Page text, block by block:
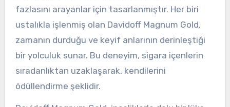
fazlasını arayanlar için tasarlanmıştır. Her biri
ustalıkla işlenmiş olan Davidoff Magnum Gold,
zamanın durduğu ve keyif anlarının derinleştiği
bir yolculuk sunar. Bu deneyim, sigara içenlerin
sıradanlıktan uzaklaşarak, kendilerini
ödüllendirme şeklidir.